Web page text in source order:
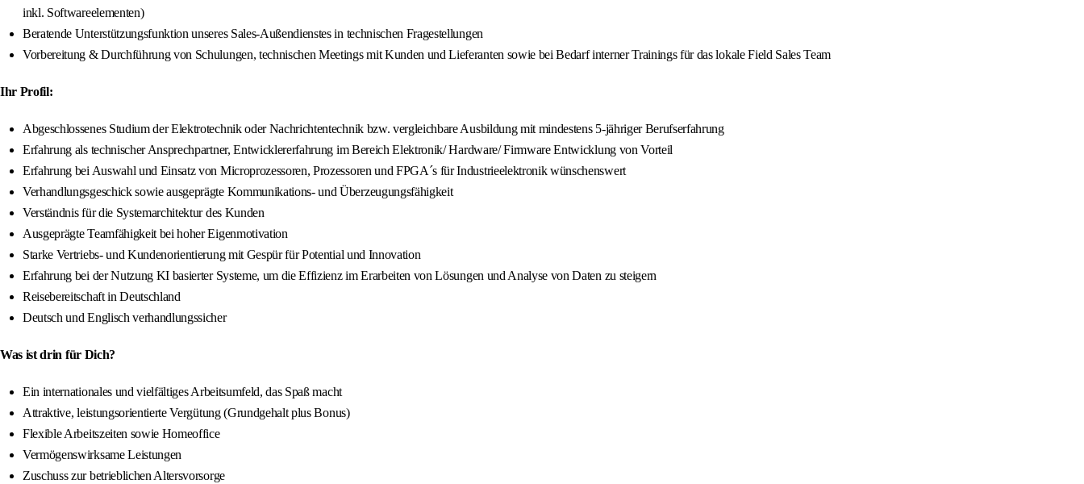
inkl. Softwareelementen)
Beratende Unterstützungsfunktion unseres Sales-Außendienstes in technischen Fragestellungen
Vorbereitung & Durchführung von Schulungen, technischen Meetings mit Kunden und Lieferanten sowie bei Bedarf interner Trainings für das lokale Field Sales Team
Ihr Profil:
Abgeschlossenes Studium der Elektrotechnik oder Nachrichtentechnik bzw. vergleichbare Ausbildung mit mindestens 5-jähriger Berufserfahrung
Erfahrung als technischer Ansprechpartner, Entwicklererfahrung im Bereich Elektronik/ Hardware/ Firmware Entwicklung von Vorteil
Erfahrung bei Auswahl und Einsatz von Microprozessoren, Prozessoren und FPGA´s für Industrieelektronik wünschenswert
Verhandlungsgeschick sowie ausgeprägte Kommunikations- und Überzeugungsfähigkeit
Verständnis für die Systemarchitektur des Kunden
Ausgeprägte Teamfähigkeit bei hoher Eigenmotivation
Starke Vertriebs- und Kundenorientierung mit Gespür für Potential und Innovation
Erfahrung bei der Nutzung KI basierter Systeme, um die Effizienz im Erarbeiten von Lösungen und Analyse von Daten zu steigern
Reisebereitschaft in Deutschland
Deutsch und Englisch verhandlungssicher
Was ist drin für Dich?
Ein internationales und vielfältiges Arbeitsumfeld, das Spaß macht
Attraktive, leistungsorientierte Vergütung (Grundgehalt plus Bonus)
Flexible Arbeitszeiten sowie Homeoffice
Vermögenswirksame Leistungen
Zuschuss zur betrieblichen Altersvorsorge